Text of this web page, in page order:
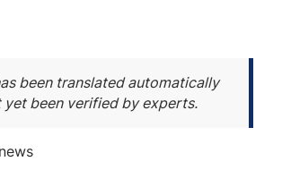
been translated automatically
yet been verified by experts.